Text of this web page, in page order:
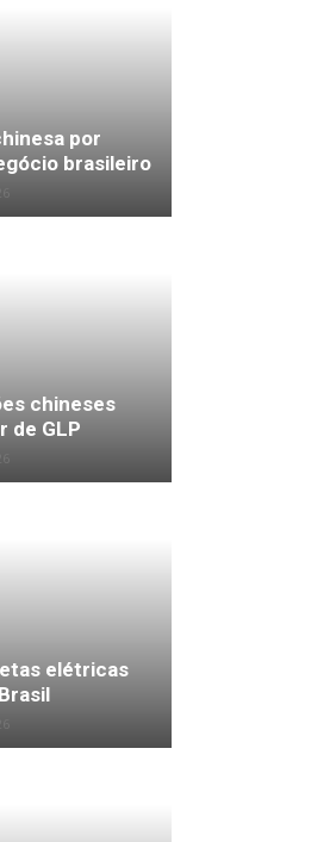
por
brasileiro
chineses
de GLP
elétricas